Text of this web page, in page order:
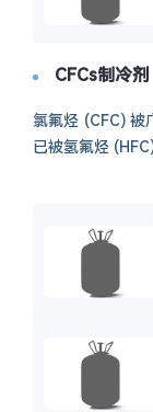
CFCs制冷剂
氯氟烃 (CFC) 被
已被氢氟烃